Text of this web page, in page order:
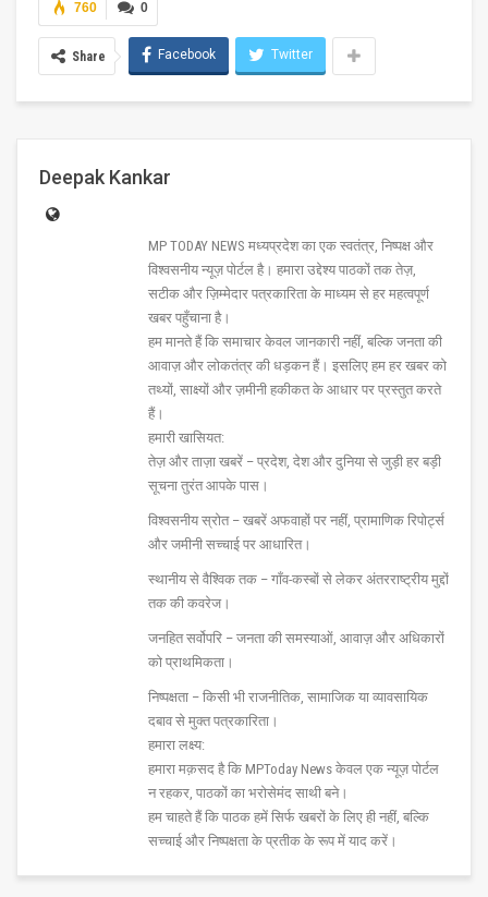
0
760
Share Facebook Twitter
Deepak Kankar
MP TODAY NEWS मध्यप्रदेश का एक स्वतंत्र, निष्पक्ष और
विश्वसनीय न्यूज़ पोर्टल है। हमारा उद्देश्य पाठकों तक तेज़,
सटीक और ज़िम्मेदार पत्रकारिता के माध्यम से हर महत्वपूर्ण
खबर पहुँचाना है।
हम मानते हैं कि समाचार केवल जानकारी नहीं, बल्कि जनता की
आवाज़ और लोकतंत्र की धड़कन हैं। इसलिए हम हर खबर को
तथ्यों, साक्ष्यों और ज़मीनी हकीकत के आधार पर प्रस्तुत करते
हैं।
हमारी खासियत:
तेज़ और ताज़ा खबरें – प्रदेश, देश और दुनिया से जुड़ी हर बड़ी
सूचना तुरंत आपके पास।
विश्वसनीय स्रोत – खबरें अफवाहों पर नहीं, प्रामाणिक रिपोर्ट्स
और जमीनी सच्चाई पर आधारित।
स्थानीय से वैश्विक तक – गाँव-कस्बों से लेकर अंतरराष्ट्रीय मुद्दों
तक की कवरेज।
जनहित सर्वोपरि – जनता की समस्याओं, आवाज़ और अधिकारों
को प्राथमिकता।
निष्पक्षता – किसी भी राजनीतिक, सामाजिक या व्यावसायिक
दबाव से मुक्त पत्रकारिता।
हमारा लक्ष्य:
हमारा मक़सद है कि MPToday News केवल एक न्यूज़ पोर्टल
न रहकर, पाठकों का भरोसेमंद साथी बने।
हम चाहते हैं कि पाठक हमें सिर्फ खबरों के लिए ही नहीं, बल्कि
सच्चाई और निष्पक्षता के प्रतीक के रूप में याद करें।